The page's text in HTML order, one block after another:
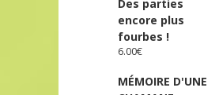
Des parties
encore plus
fourbes !
6.00€
MÉMOIRE D'UNE